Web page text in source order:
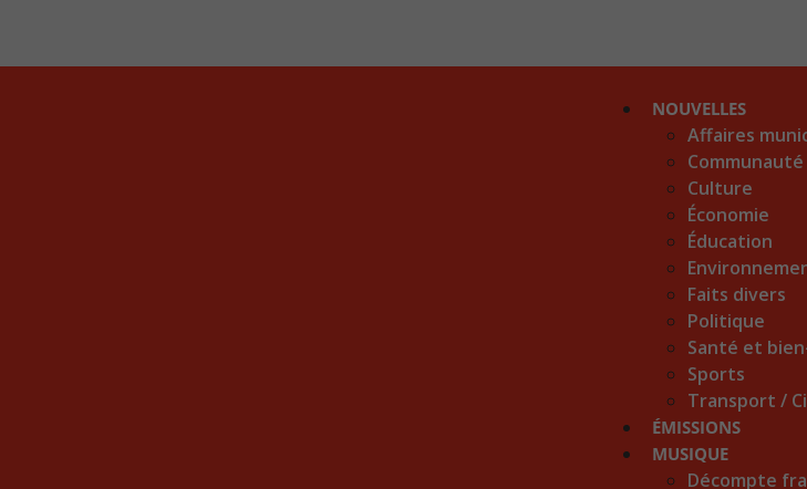
NOUVELLES
Affaires
Communauté
Culture
Économie
Éducation
Faits divers
Politique
Santé et
Sports
Transport /
ÉMISSIONS
MUSIQUE
Décompte